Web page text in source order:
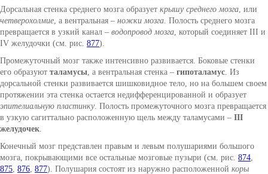
Дорсальная стенка среднего мозга образует крышу среднего мозга, или
четверохолмие, а вентральная – ножки мозга. Полость среднего мозга
превращается в узкий канал – водопровод мозга, который соединяет III и
IV желудочки (см. рис. 877).
Промежуточный мозг также интенсивно развивается. Боковые стенки
его образуют таламусы, а вентральная стенка – гипоталамус. Из
дорсальной стенки развивается шишковидное тело, но на большем своем
протяжении эта стенка остается недифференцированной и образует
эпителиальную пластинку. Полость промежуточного мозга превращается
в узкую сагиттально расположенную щель между таламусами – III
желудочек.
Конечный мозг представлен правым и левым полушариями большого
мозга, покрывающими все остальные мозговые пузыри (см. рис. 874,
875, 876, 877). Полушария состоят из наружно расположенной коры